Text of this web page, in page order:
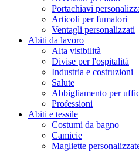
Portachiavi
Articoli per fumatori
Ventagli personalizzati
Abiti da lavoro
Alta visibilità
Divise per l'ospitalità
Industria e costruzioni
Salute
Abbigliamento per
Professioni
Abiti e tessile
Costumi da bagno
Camicie
Magliette